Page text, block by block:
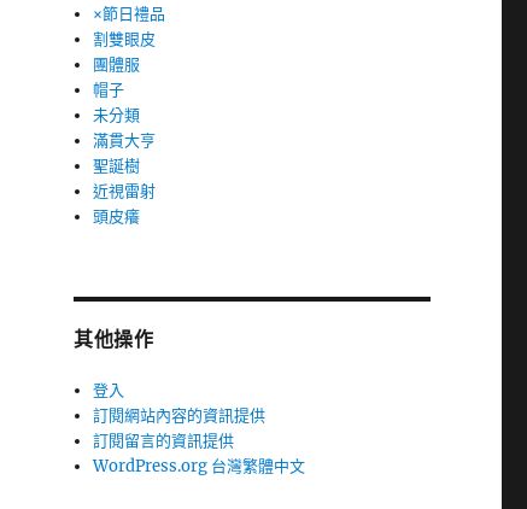
×節日禮品
割雙眼皮
團體服
帽子
未分類
滿貫大亨
聖誕樹
近視雷射
頭皮癢
其他操作
登入
訂閱網站內容的資訊提供
訂閱留言的資訊提供
WordPress.org 台灣繁體中文